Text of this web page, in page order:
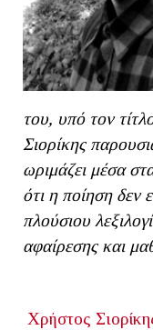
του, υπό τον
Σιορίκης
ωριμάζει μέσα
ότι η ποίηση δεν
πλούσιου
αφαίρεσης και
Χρήστος